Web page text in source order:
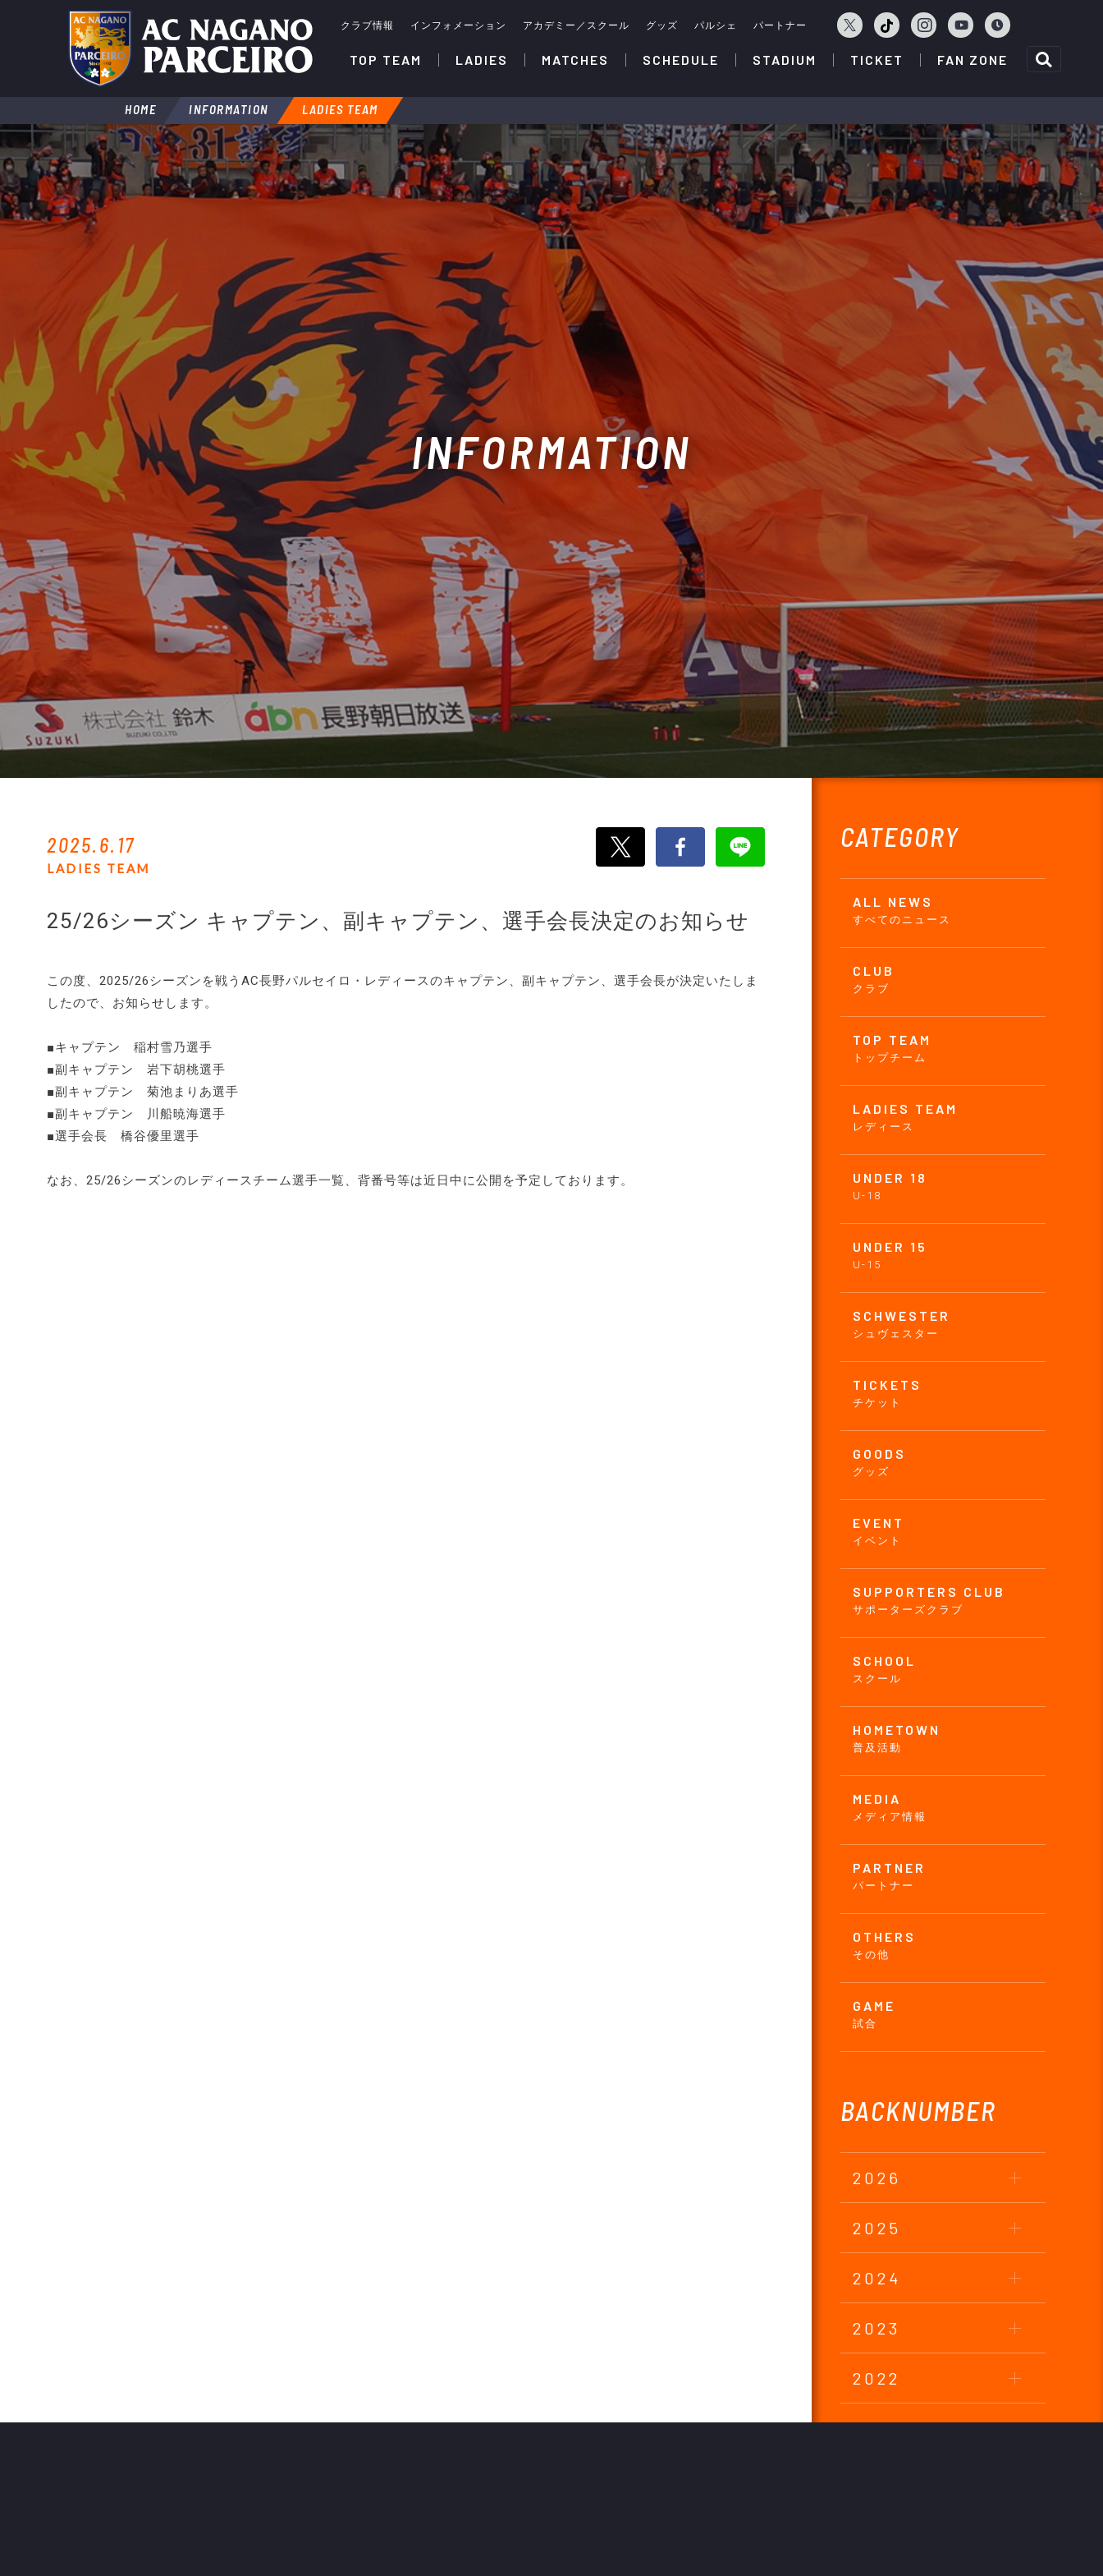
クラブ情報 インフォメーション アカデミー／スクール グッズ パルシェ パートナー
TOP TEAM LADIES MATCHES SCHEDULE STADIUM TICKET FAN ZONE
HOME INFORMATION LADIES TEAM
INFORMATION
CATEGORY
ALL NEWS
すべてのニュース
CLUB
クラブ
TOP TEAM
トップチーム
LADIES TEAM
レディース
UNDER 18
U-18
UNDER 15
U-15
SCHWESTER
シュヴェスター
TICKETS
チケット
GOODS
グッズ
EVENT
イベント
SUPPORTERS CLUB
サポーターズクラブ
SCHOOL
スクール
HOMETOWN
普及活動
MEDIA
メディア情報
PARTNER
パートナー
OTHERS
その他
GAME
試合
BACKNUMBER
2026
2025
2024
2023
2022
2021
2025.6.17
LADIES TEAM
25/26シーズン キャプテン、副キャプテン、選手会長決定のお知らせ
この度、2025/26シーズンを戦うAC長野パルセイロ・レディースのキャプテン、副キャプテン、選手会長が決定いたしま
したので、お知らせします。
■キャプテン 稲村雪乃選手
■副キャプテン 岩下胡桃選手
■副キャプテン 菊池まりあ選手
■副キャプテン 川船暁海選手
■選手会長 橋谷優里選手
なお、25/26シーズンのレディースチーム選手一覧、背番号等は近日中に公開を予定しております。